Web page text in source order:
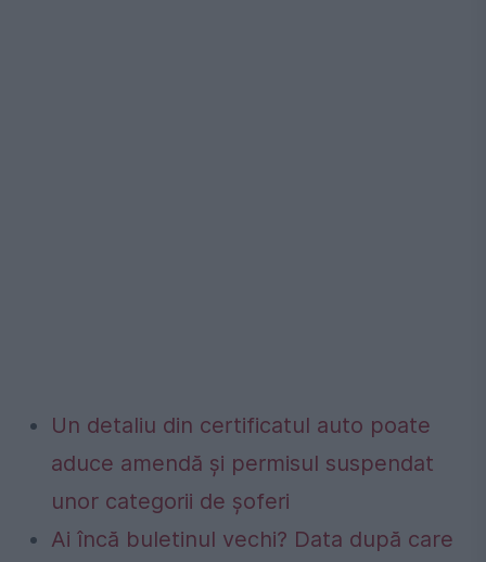
Un detaliu din certificatul auto poate
aduce amendă și permisul suspendat
unor categorii de șoferi
Ai încă buletinul vechi? Data după care